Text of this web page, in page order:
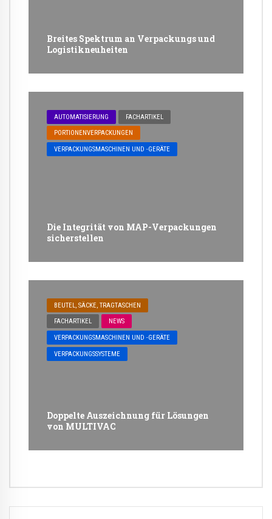
Breites Spektrum an Verpackungs und
Logistikneuheiten
AUTOMATISIERUNG FACHARTIKEL
PORTIONENVERPACKUNGEN
VERPACKUNGSMASCHINEN UND -GERÄTE
Die Integrität von MAP-Verpackungen
sicherstellen
BEUTEL, SÄCKE, TRAGTASCHEN
FACHARTIKEL NEWS
VERPACKUNGSMASCHINEN UND -GERÄTE
VERPACKUNGSSYSTEME
Doppelte Auszeichnung für Lösungen
von MULTIVAC